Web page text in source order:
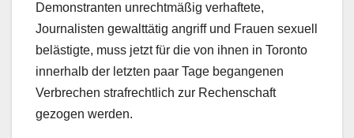
Demonstranten unrechtmäßig verhaftete,
Journalisten gewalttätig angriff und Frauen sexuell
belästigte, muss jetzt für die von ihnen in Toronto
innerhalb der letzten paar Tage begangenen
Verbrechen strafrechtlich zur Rechenschaft
gezogen werden.